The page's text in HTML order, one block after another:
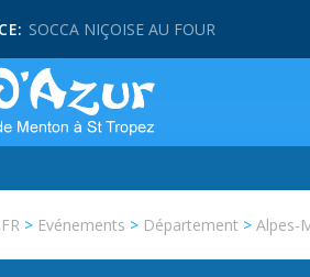
SOCCA NIÇOISE AU FOUR
> Evénements > Département >Alpes-